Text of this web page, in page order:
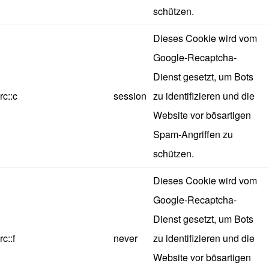
schützen.
rc::c session
Dieses Cookie wird vom
Google-Recaptcha-
Dienst gesetzt, um Bots
zu identifizieren und die
Website vor bösartigen
Spam-Angriffen zu
schützen.
rc::f never
Dieses Cookie wird vom
Google-Recaptcha-
Dienst gesetzt, um Bots
zu identifizieren und die
Website vor bösartigen